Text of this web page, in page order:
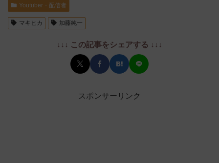
Youtuber・配信者
マキヒカ 加藤純一
↓↓↓ この記事をシェアする ↓↓↓
スポンサーリンク